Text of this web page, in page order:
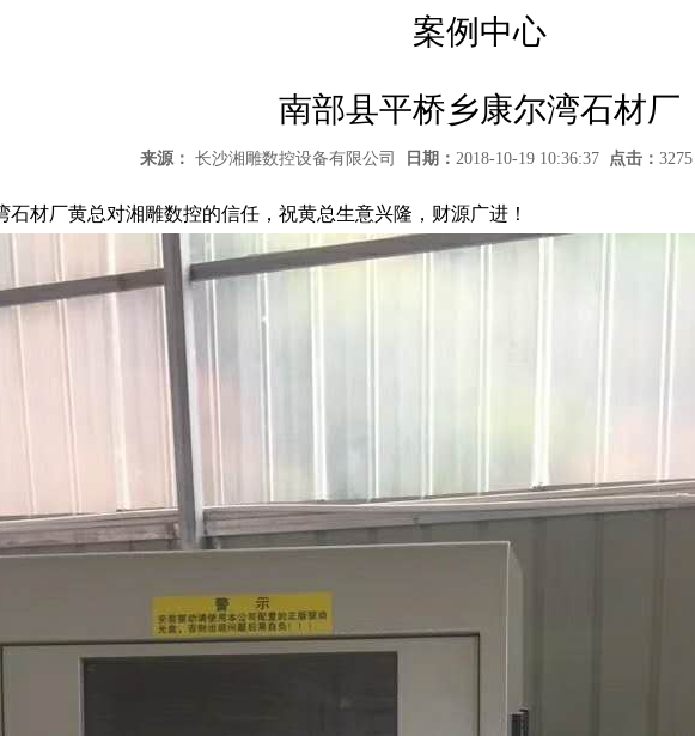
案例中心
南部县平桥乡康尔湾石材厂
来源： 长沙湘雕数控设备有限公司 日期： 2018-10-19 10:36:37 点击： 3275
材厂黄总对湘雕数控的信任，祝黄总生意兴隆，财源广进！